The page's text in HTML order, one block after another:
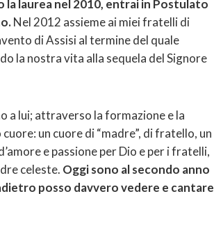
la laurea nel 2010, entrai in Postulato
Nel 2012 assieme ai miei fratelli di
di Assisi al termine del quale
la nostra vita alla sequela del Signore
a lui; attraverso la formazione e la
un cuore di “madre”, di fratello, un
e passione per Dio e per i fratelli,
celeste. Oggi sono al secondo anno
posso davvero vedere e cantare